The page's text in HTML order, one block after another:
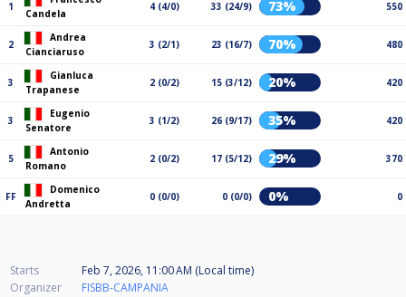
1
Candela
4 (4/0) 33 (24/9) 73% 550
2
Andrea
Cianciaruso
3 (2/1) 23 (16/7) 70% 480
3
Gianluca
Trapanese
2 (0/2) 15 (3/12) 20% 420
3
Eugenio
Senatore
3 (1/2) 26 (9/17) 35% 420
5
Antonio
Romano
2 (0/2) 17 (5/12) 29% 370
FF
Domenico
Andretta
0 (0/0) 0 (0/0) 0% 0
Starts
Feb 7, 2026, 11:00 AM (Local time)
Organizer
FISBB-CAMPANIA